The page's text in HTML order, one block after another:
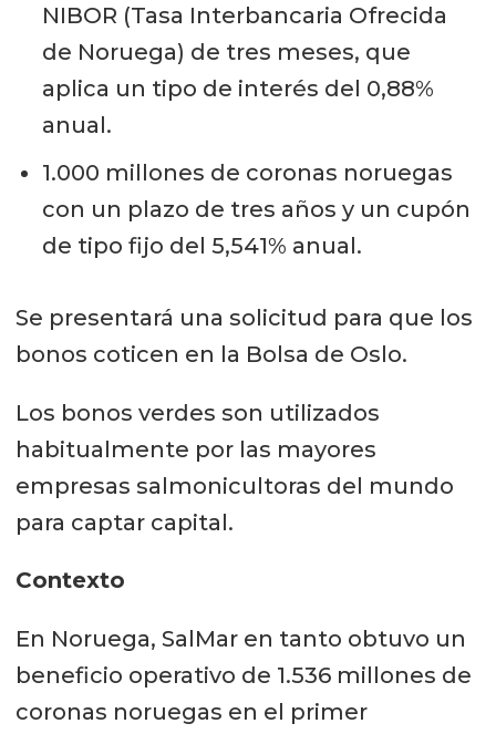
NIBOR (Tasa Interbancaria Ofrecida
de Noruega) de tres meses, que
aplica un tipo de interés del 0,88%
anual.
1.000 millones de coronas noruegas
con un plazo de tres años y un cupón
de tipo fijo del 5,541% anual.
Se presentará una solicitud para que los
bonos coticen en la Bolsa de Oslo.
Los bonos verdes son utilizados
habitualmente por las mayores
empresas salmonicultoras del mundo
para captar capital.
Contexto
En Noruega, SalMar en tanto obtuvo un
beneficio operativo de 1.536 millones de
coronas noruegas en el primer